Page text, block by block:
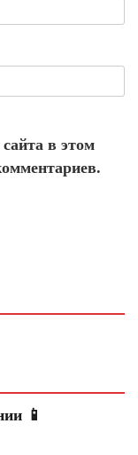
в этом
📱